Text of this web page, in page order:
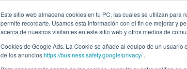
Este sitio web almacena cookies en tu PC, las cuales se utilizan
permite recordarte. Usamos esta información con el fin de mejorar y
acerca de nuestros visitantes en este sitio web y otros medios de
Cookies de Google Ads. La Cookie se añade al equipo de un
de los anuncios.https://business.safety.google/privacy/.